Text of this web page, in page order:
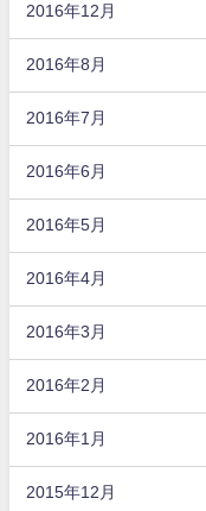
2016年12月
2016年8月
2016年7月
2016年6月
2016年5月
2016年4月
2016年3月
2016年2月
2016年1月
2015年12月